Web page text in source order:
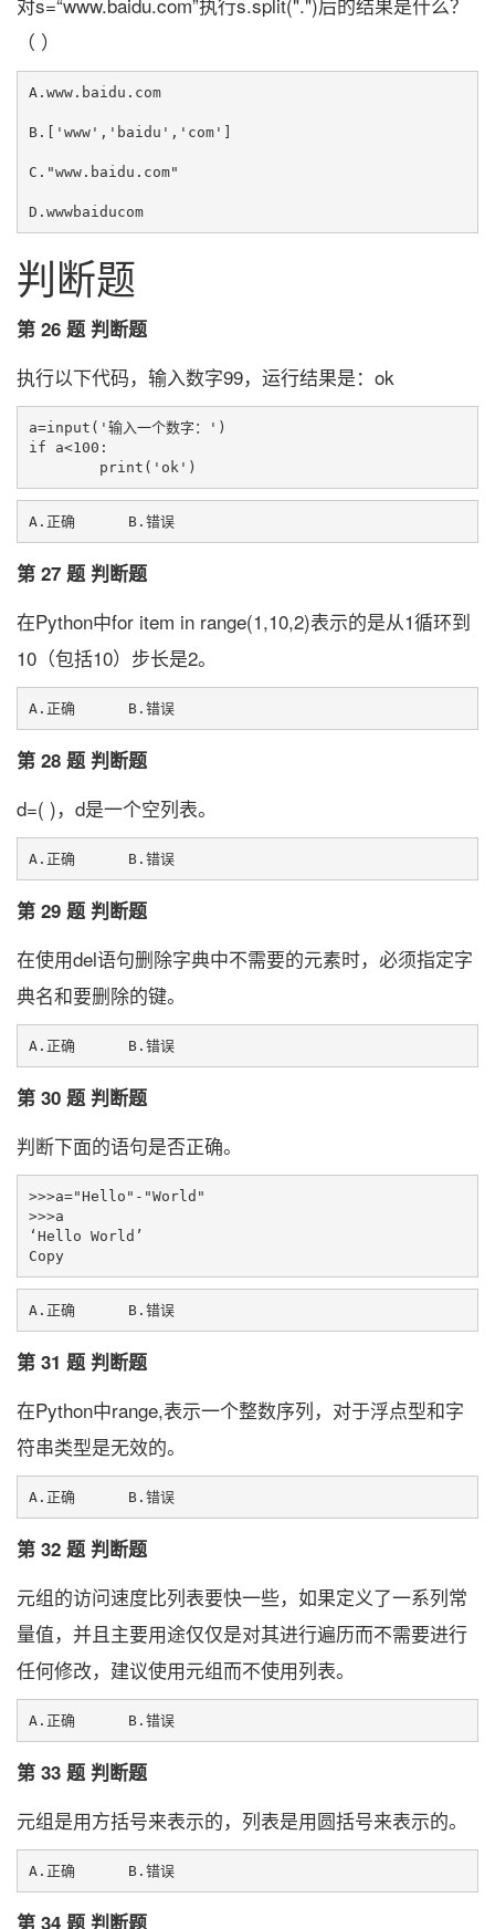
（ ）
A.www.baidu.com
B.['www','baidu','com']
C."www.baidu.com"
D.wwwbaiducom
判断题
第 26 题 判断题
执行以下代码，输入数字99，运行结果是：ok
a=input('输入一个数字：')
if a<100:
A.正确      B.错误
第 27 题 判断题
在Python中for item in range(1,10,2)表示的是从1循环到
10（包括10）步长是2。
A.正确      B.错误
第 28 题 判断题
d=( )，d是一个空列表。
A.正确      B.错误
第 29 题 判断题
在使用del语句删除字典中不需要的元素时，必须指定字
典名和要删除的键。
A.正确      B.错误
第 30 题 判断题
判断下面的语句是否正确。
>>>a="Hello"-"World"
>>>a
‘Hello World’
Copy
A.正确      B.错误
第 31 题 判断题
在Python中range,表示一个整数序列，对于浮点型和字
符串类型是无效的。
A.正确      B.错误
第 32 题 判断题
元组的访问速度比列表要快一些，如果定义了一系列常
量值，并且主要用途仅仅是对其进行遍历而不需要进行
任何修改，建议使用元组而不使用列表。
A.正确      B.错误
第 33 题 判断题
元组是用方括号来表示的，列表是用圆括号来表示的。
A.正确      B.错误
第 34 题 判断题